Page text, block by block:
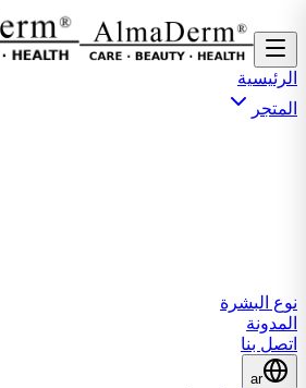
الرئيسية
المتجر
نوع البشرة
المدونة
اتصل بنا
ar